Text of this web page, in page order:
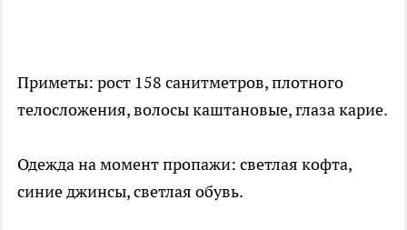
Приметы: рост 158 санитметров, плотного
телосложения, волосы каштановые, глаза карие.
Одежда на момент пропажи: светлая кофта,
синие джинсы, светлая обувь.